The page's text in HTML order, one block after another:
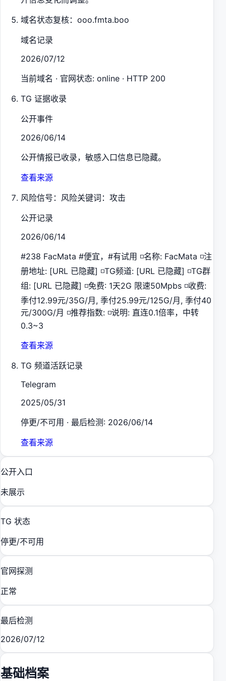
域名状态复核：ooo.fmta.boo
域名记录
2026/07/12
当前域名 · 官网状态: online · HTTP 200
TG 证据收录
公开事件
2026/06/14
公开情报已收录，敏感入口信息已隐藏。
查看来源
风险信号：风险关键词：攻击
公开记录
2026/06/14
#238 FacMata #便宜，#有试用 ◽️名称: FacMata ◽️注
册地址: [URL 已隐藏] ◽️TG频道: [URL 已隐藏] ◽️TG群
组: [URL 已隐藏] ◽️免费: 1天2G 限速50Mpbs ◽️收费:
季付12.99元/35G/月, 季付25.99元/125G/月, 季付40
元/300G/月 ◽️推荐指数: ◽️说明: 直连0.1倍率，中转
0.3~3
查看来源
TG 频道活跃记录
Telegram
2025/05/31
停更/不可用 · 最后检测: 2026/06/14
查看来源
公开入口
未展示
TG 状态
停更/不可用
官网探测
正常
最后检测
2026/07/12
基础档案